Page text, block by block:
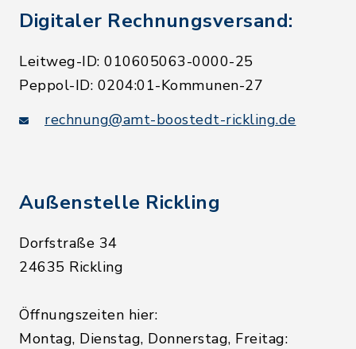
Digitaler Rechnungsversand:
Leitweg-ID: 010605063-0000-25
Peppol-ID: 0204:01-Kommunen-27
rechnung@amt-boostedt-rickling.de
Außenstelle Rickling
Dorfstraße 34
24635 Rickling
Öffnungszeiten hier:
Montag, Dienstag, Donnerstag, Freitag: